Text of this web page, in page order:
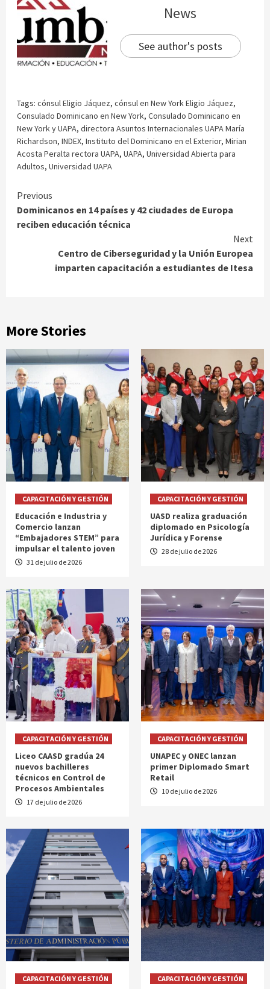
News
See author's posts
Tags: cónsul Eligio Jáquez, cónsul en New York Eligio Jáquez,
Consulado Dominicano en New York, Consulado Dominicano en
New York y UAPA, directora Asuntos Internacionales UAPA María
Richardson, INDEX, Instituto del Dominicano en el Exterior, Mirian
Acosta Peralta rectora UAPA, UAPA, Universidad Abierta para
Adultos, Universidad UAPA
Continue
Reading
Previous
Dominicanos en 14 países y 42 ciudades de Europa
reciben educación técnica
Next
Centro de Ciberseguridad y la Unión Europea
imparten capacitación a estudiantes de Itesa
More Stories
CAPACITACIÓN Y GESTIÓN
Educación e Industria y
Comercio lanzan
“Embajadores STEM” para
impulsar el talento joven
31 de julio de 2026
CAPACITACIÓN Y GESTIÓN
UASD realiza graduación
diplomado en Psicología
Jurídica y Forense
28 de julio de 2026
CAPACITACIÓN Y GESTIÓN
Liceo CAASD gradúa 24
nuevos bachilleres
técnicos en Control de
Procesos Ambientales
17 de julio de 2026
CAPACITACIÓN Y GESTIÓN
UNAPEC y ONEC lanzan
primer Diplomado Smart
Retail
10 de julio de 2026
CAPACITACIÓN Y GESTIÓN CAPACITACIÓN Y GESTIÓN